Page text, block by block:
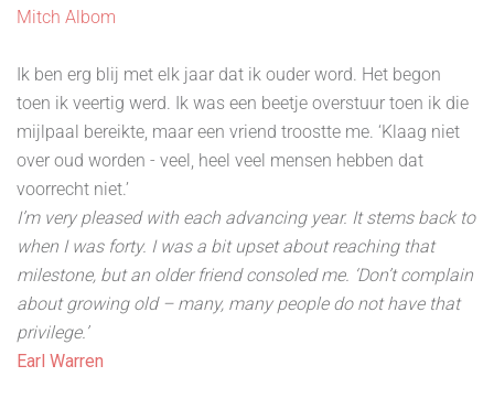
Mitch Albom
Ik ben erg blij met elk jaar dat ik ouder word. Het begon
toen ik veertig werd. Ik was een beetje overstuur toen ik die
mijlpaal bereikte, maar een vriend troostte me. ‘Klaag niet
over oud worden - veel, heel veel mensen hebben dat
voorrecht niet.’
I’m very pleased with each advancing year. It stems back to
when I was forty. I was a bit upset about reaching that
milestone, but an older friend consoled me. ‘Don’t complain
about growing old – many, many people do not have that
privilege.’
Earl Warren